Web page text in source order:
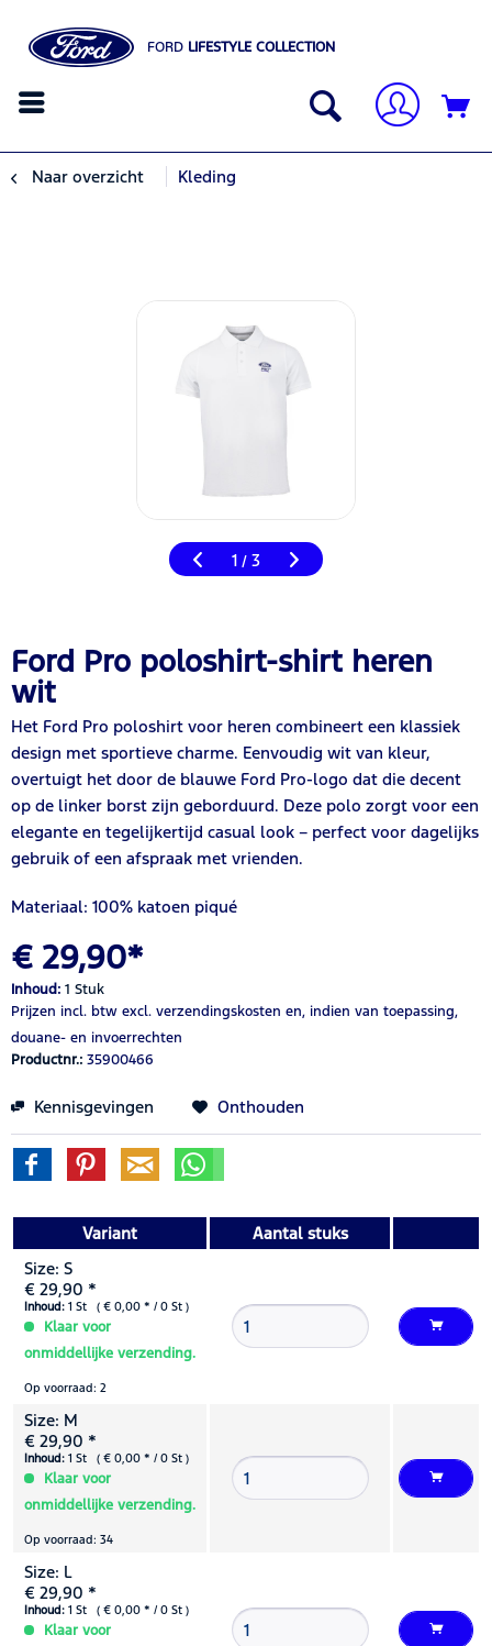
FORD LIFESTYLE COLLECTION
Naar overzicht Kleding
1 / 3
Ford Pro poloshirt-shirt heren
wit
Het Ford Pro poloshirt voor heren combineert een klassiek
design met sportieve charme. Eenvoudig wit van kleur,
overtuigt het door de blauwe Ford Pro-logo dat die decent
op de linker borst zijn geborduurd. Deze polo zorgt voor een
elegante en tegelijkertijd casual look – perfect voor dagelijks
gebruik of een afspraak met vrienden.
Materiaal: 100% katoen piqué
€ 29,90*
Inhoud: 1 Stuk
Prijzen incl. btw excl. verzendingskosten en, indien van toepassing,
douane- en invoerrechten
Productnr.: 35900466
Kennisgevingen Onthouden
Variant
Aantal stuks
Size: S
€ 29,90 *
Inhoud: 1 St ( € 0,00 * / 0 St )
Klaar voor
onmiddellijke verzending.
Op voorraad: 2
Size: M
€ 29,90 *
Inhoud: 1 St ( € 0,00 * / 0 St )
Klaar voor
onmiddellijke verzending.
Op voorraad: 34
Size: L
€ 29,90 *
Inhoud: 1 St ( € 0,00 * / 0 St )
Klaar voor